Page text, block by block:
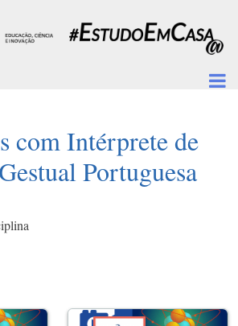
com Intérprete de
Portuguesa